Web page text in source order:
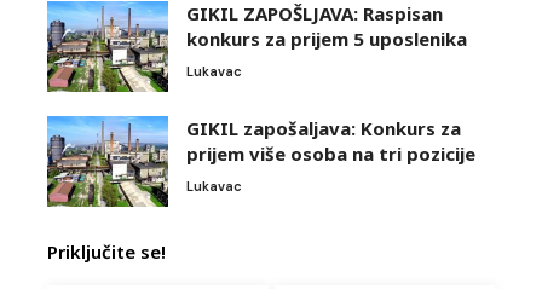
GIKIL ZAPOŠLJAVA: Raspisan
konkurs za prijem 5 uposlenika
Lukavac
GIKIL zapošaljava: Konkurs za
prijem više osoba na tri pozicije
Lukavac
Priključite se!